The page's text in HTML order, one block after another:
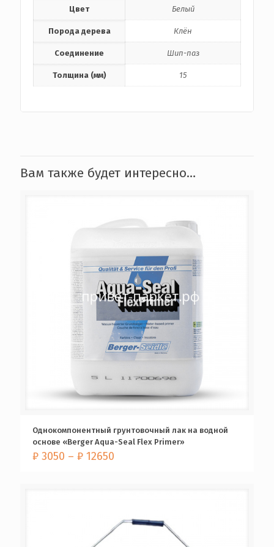
Цвет Белый
Порода дерева Клён
Соединение Шип-паз
Толщина (мм) 15
Вам также будет интересно…
Однокомпонентный грунтовочный лак на водной
основе «Berger Aqua-Seal Flex Primer»
₽ 3050 – ₽ 12650